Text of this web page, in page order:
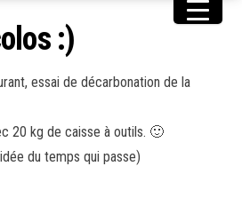
:)
essai de décarbonation de la
20 kg de caisse à outils. 🙂
du temps qui passe)